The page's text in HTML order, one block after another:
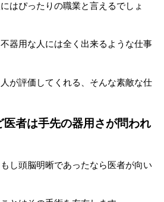
はぴったりの職業と言えるでしょ
器用な人には全く出来るような仕事
が評価してくれる、そんな素敵な仕
者は手先の器用さが問われ
し頭脳明晰であったなら医者が向い